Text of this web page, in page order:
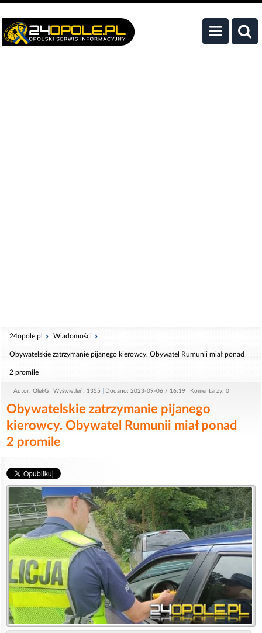
24opole.pl Wiadomości
Obywatelskie zatrzymanie pijanego kierowcy. Obywatel Rumunii miał ponad
2 promile
Autor: OlekG Wyświetleń: 1355 Dodano: 2023-09-06 / 16:19 Komentarzy: 0
Obywatelskie zatrzymanie pijanego
kierowcy. Obywatel Rumunii miał ponad
2 promile